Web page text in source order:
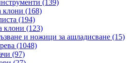
(139)
клони (168)
(194)
клони (123)
и ножици за ашладисване (15)
(1048)
(97)